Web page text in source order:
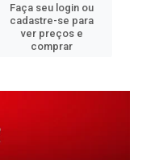
Faça seu login ou
cadastre-se para
ver preços e
comprar